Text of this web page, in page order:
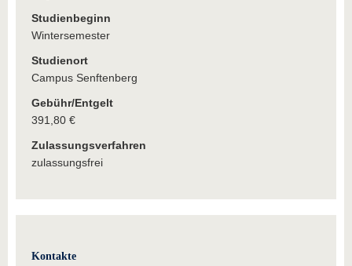
Studienbeginn
Wintersemester
Studienort
Campus Senftenberg
Gebühr/Entgelt
391,80 €
Zulassungsverfahren
zulassungsfrei
Kontakte